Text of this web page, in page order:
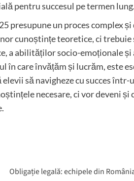
pentru succesul pe termen lung.
presupune un proces complex
cunoștințe teoretice, ci trebuie
a abilităților socio-emoționale
care învățăm și lucrăm, este
să navigheze cu succes
necesare, ci vor deveni și
Obligație legală: echipele din